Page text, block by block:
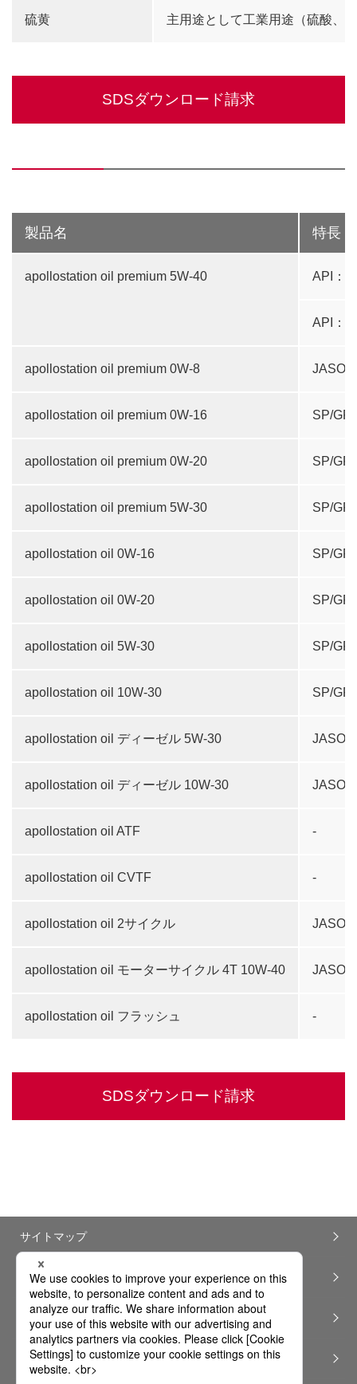
硫黄 主用途として工業用途（硫酸、
SDSダウンロード請求
製品名 特長
apollostation oil premium 5W-40 API：
API：
apollostation oil premium 0W-8 JASO
apollostation oil premium 0W-16 SP/
apollostation oil premium 0W-20 SP/
apollostation oil premium 5W-30 SP/
apollostation oil 0W-16 SP/
apollostation oil 0W-20 SP/
apollostation oil 5W-30 SP/
apollostation oil 10W-30 SP/
apollostation oil ディーゼル 5W-30 JASO
apollostation oil ディーゼル 10W-30 JASO
apollostation oil ATF -
apollostation oil CVTF -
apollostation oil 2サイクル JASO
apollostation oil モーターサイクル 4T 10W-40 JASO
apollostation oil フラッシュ -
SDSダウンロード請求
サイトマップ
ウェブサイト利用ガイドライン
ソーシャルメディアポリシー
プライバシーポリシー